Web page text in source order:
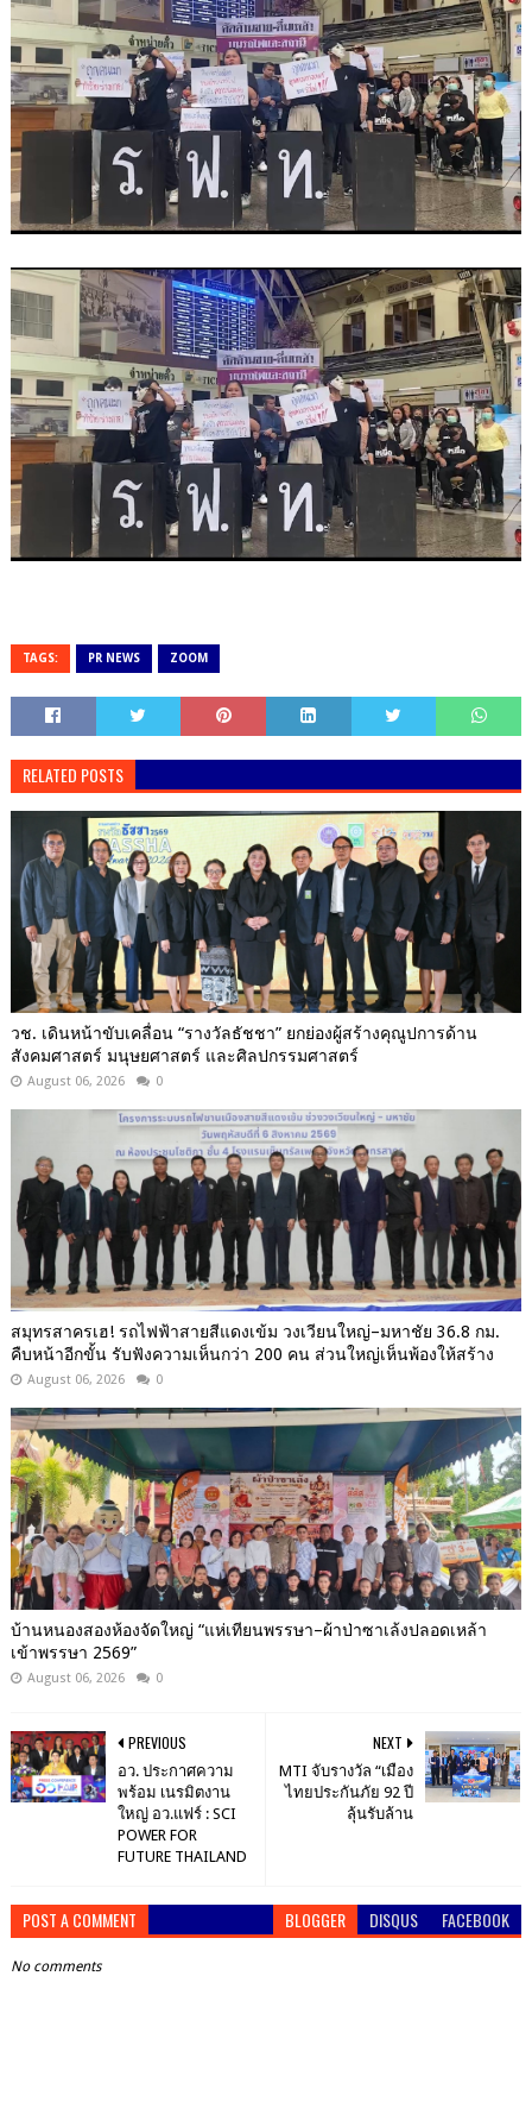
TAGS: PR NEWS ZOOM
RELATED POSTS
วช. เดินหน้าขับเคลื่อน “รางวัลธัชชา” ยกย่องผู้สร้างคุณูปการด้าน
สังคมศาสตร์ มนุษยศาสตร์ และศิลปกรรมศาสตร์
August 06, 2026 0
สมุทรสาครเฮ! รถไฟฟ้าสายสีแดงเข้ม วงเวียนใหญ่–มหาชัย 36.8 กม.
คืบหน้าอีกขั้น รับฟังความเห็นกว่า 200 คน ส่วนใหญ่เห็นพ้องให้สร้าง
August 06, 2026 0
บ้านหนองสองห้องจัดใหญ่ “แห่เทียนพรรษา–ผ้าป่าซาเล้งปลอดเหล้า
เข้าพรรษา 2569”
August 06, 2026 0
NEXT
MTI จับรางวัล “เมือง
ไทยประกันภัย 92 ปี
ลุ้นรับล้าน
PREVIOUS
อว. ประกาศความ
พร้อม เนรมิตงาน
ใหญ่ อว.แฟร์ : SCI
POWER FOR
FUTURE THAILAND
POST A COMMENT BLOGGER DISQUS FACEBOOK
No comments